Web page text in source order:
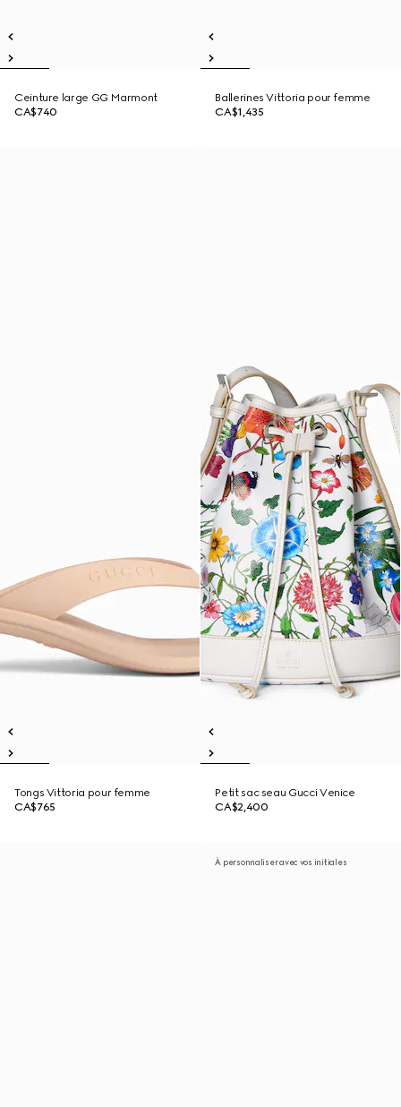
Ceinture large GG Marmont
CA$740
Ballerines Vittoria pour femme
CA$1,435
Tongs Vittoria pour femme
CA$765
Petit sac seau Gucci Venice
CA$2,400
À personnaliser avec vos initiales